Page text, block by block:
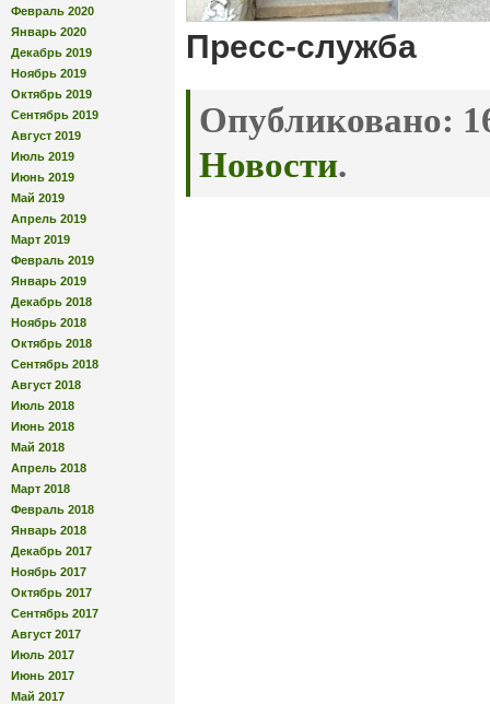
Февраль 2020
Январь 2020
Декабрь 2019
Ноябрь 2019
Октябрь 2019
Сентябрь 2019
Август 2019
Июль 2019
Июнь 2019
Май 2019
Апрель 2019
Март 2019
Февраль 2019
Январь 2019
Декабрь 2018
Ноябрь 2018
Октябрь 2018
Сентябрь 2018
Август 2018
Июль 2018
Июнь 2018
Май 2018
Апрель 2018
Март 2018
Февраль 2018
Январь 2018
Декабрь 2017
Ноябрь 2017
Октябрь 2017
Сентябрь 2017
Август 2017
Июль 2017
Июнь 2017
Май 2017
Пресс-служба
Опубликовано:
Новости.